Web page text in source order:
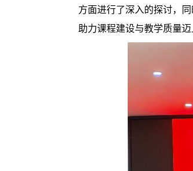
方面进行了深入的探讨，
助力课程建设与教学质量迈